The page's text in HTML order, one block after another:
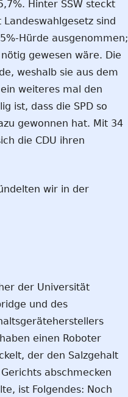
Hinter SSW steckt
sind
Hürde ausgenommen;
gewesen wäre. Die
weshalb sie aus dem
weiteres mal den
ist, dass die SPD so
gewonnen hat. Mit 34
die CDU ihren
wir in der
der Universität
und des
einen Roboter
der den Salzgehalt
abschmecken
ist Folgendes: Noch